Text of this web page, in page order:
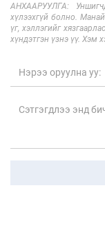
АНХААРУУЛГА:
хүлээхгүй болно.
үг, хэллэгийг
хүндэтгэн үзнэ үү. Хэм